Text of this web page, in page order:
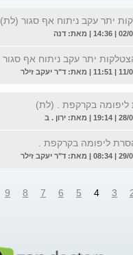
יתר עקב ניתוח אף סגור (לת)
| מאת: דנה
יעקב זילר
ליפומה בקרקפת . (לת)
ירון . ב
יעקב זילר
3
4
5
6
7
8
9